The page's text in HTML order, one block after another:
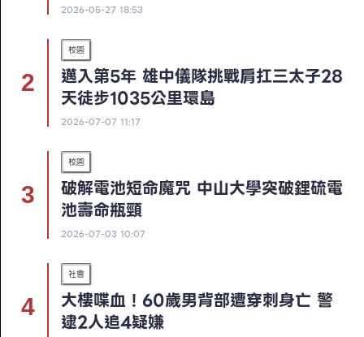
2026-05-27 18:53
校園
邁入第5年 雄中儀隊挑戰肩扛三太子28
天徒步1035公里環島
2026-07-07 11:17
校園
破解電池短命魔咒 中山大學突破鋰硫電
池壽命瓶頸
2026-07-03 10:07
社會
大樓喋血！60歲男背部遭穿刺身亡 警
逮2人追4疑嫌